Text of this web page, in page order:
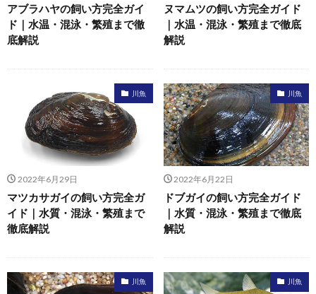
アブラハヤの飼い方完全ガイ
ド｜水温・混泳・繁殖まで徹
底解説
ヌマムツの飼い方完全ガイド
｜水温・混泳・繁殖まで徹底
解説
川魚
2022年6月29日
マツカサガイの飼い方完全ガ
イド｜水質・混泳・繁殖まで
徹底解説
川魚
2022年6月22日
ドブガイの飼い方完全ガイド
｜水質・混泳・繁殖まで徹底
解説
川魚 川魚